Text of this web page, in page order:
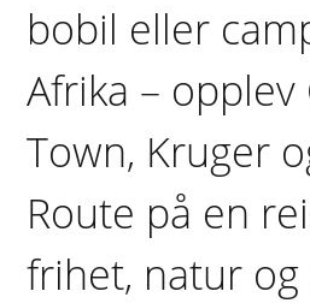
bobil eller
Afrika – opplev
Town, Kruger
Route på en
frihet, natur